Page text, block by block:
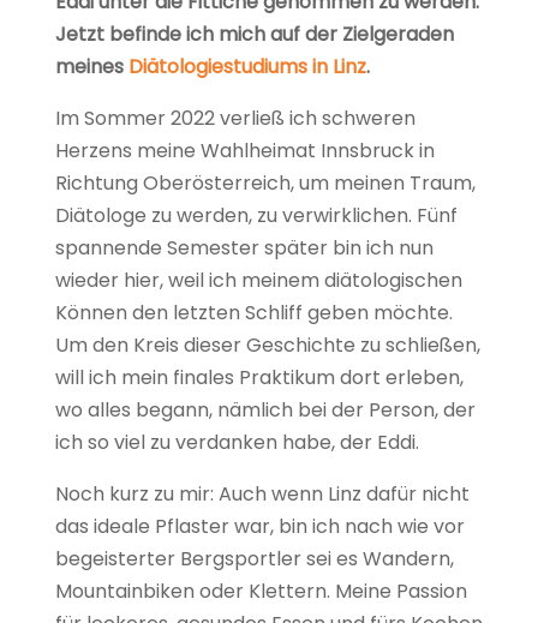
Jetzt befinde ich mich auf der Zielgeraden
meines Diätologiestudiums in Linz.
Im Sommer 2022 verließ ich schweren
Herzens meine Wahlheimat Innsbruck in
Richtung Oberösterreich, um meinen Traum,
Diätologe zu werden, zu verwirklichen. Fünf
spannende Semester später bin ich nun
wieder hier, weil ich meinem diätologischen
Können den letzten Schliff geben möchte.
Um den Kreis dieser Geschichte zu schließen,
will ich mein finales Praktikum dort erleben,
wo alles begann, nämlich bei der Person, der
ich so viel zu verdanken habe, der Eddi.
Noch kurz zu mir: Auch wenn Linz dafür nicht
das ideale Pflaster war, bin ich nach wie vor
begeisterter Bergsportler sei es Wandern,
Mountainbiken oder Klettern. Meine Passion